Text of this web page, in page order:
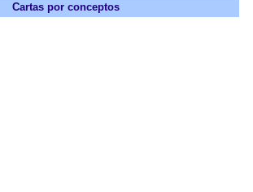
Cartas por conceptos